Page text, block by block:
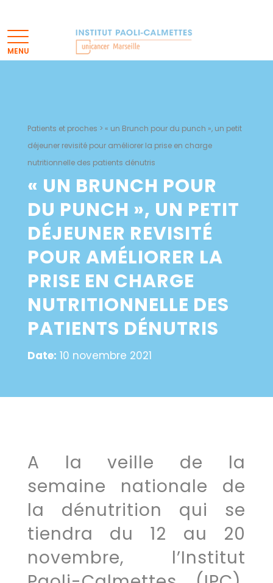
Patients et proches > « un Brunch pour du punch », un petit
déjeuner revisité pour améliorer la prise en charge
nutritionnelle des patients dénutris
« UN BRUNCH POUR
DU PUNCH », UN PETIT
DÉJEUNER REVISITÉ
POUR AMÉLIORER LA
PRISE EN CHARGE
NUTRITIONNELLE DES
PATIENTS DÉNUTRIS
Date: 10 novembre 2021
A la veille de la
semaine nationale de
la dénutrition qui se
tiendra du 12 au 20
novembre, l’Institut